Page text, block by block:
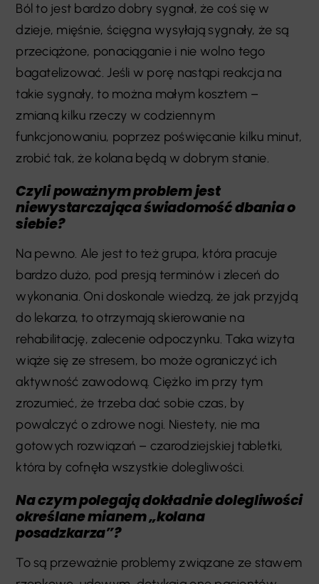
Ból to jest bardzo dobry sygnał, że coś się w
dzieje, mięśnie, ścięgna wysyłają sygnały, że są
przeciążone, ponaciąganie i nie wolno tego
bagatelizować. Jeśli w porę nastąpi reakcja na
takie sygnały, to można małym kosztem –
zmianą kilku rzeczy w codziennym
funkcjonowaniu, poprzez poświęcanie kilku minut,
zrobić tak, że kolana będą w dobrym stanie.
Czyli poważnym problem jest
niewystarczająca świadomość dbania o
siebie?
Na pewno. Ale jest to też grupa, która pracuje
bardzo dużo, pod presją terminów i zleceń do
wykonania. Oni doskonale wiedzą, że jak przyjdą
do lekarza, to otrzymają skierowanie na
rehabilitację, zalecenie odpoczynku. Taka wizyta
wiąże się ze stresem, bo może ograniczyć ich
aktywność zawodową. Ciężko im przy tym
zrozumieć, że trzeba dać sobie czas, by
powalczyć o zdrowe nogi. Niestety, nie ma
gotowych rozwiązań – czarodziejskiej tabletki,
która by cofnęła wszystkie dolegliwości.
Na czym polegają dokładnie dolegliwości
określane mianem „kolana
posadzkarza”?
To są przeważnie problemy związane ze stawem